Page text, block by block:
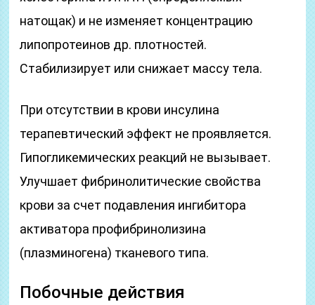
натощак) и не изменяет концентрацию
липопротеинов др. плотностей.
Стабилизирует или снижает массу тела.
При отсутствии в крови инсулина
терапевтический эффект не проявляется.
Гипогликемических реакций не вызывает.
Улучшает фибринолитические свойства
крови за счет подавления ингибитора
активатора профибринолизина
(плазминогена) тканевого типа.
Побочные действия